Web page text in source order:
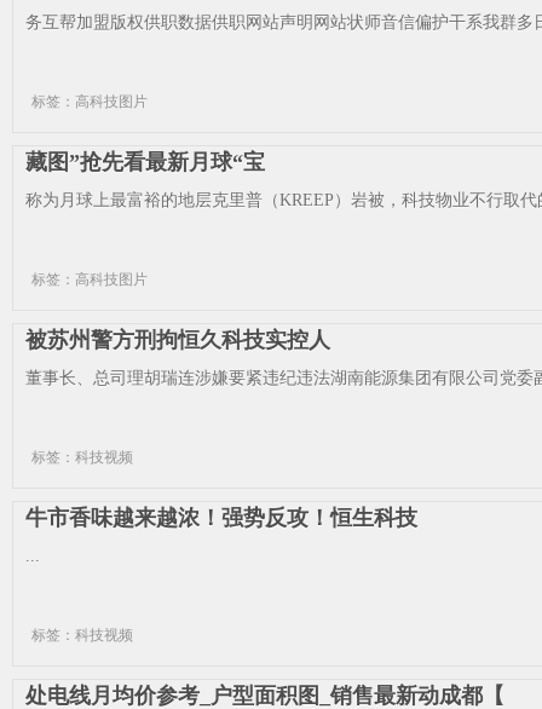
务互帮加盟版权供职数据供职网站声明网站状师音信偏护干系我群
标签：高科技图片
藏图”抢先看最新月球“宝
称为月球上最富裕的地层克里普（KREEP）岩被，科技物业不行取
标签：高科技图片
被苏州警方刑拘恒久科技实控人
董事长、总司理胡瑞连涉嫌要紧违纪违法湖南能源集团有限公司党
标签：科技视频
牛市香味越来越浓！强势反攻！恒生科技
...
标签：科技视频
处电线月均价参考_户型面积图_销售最新动成都【